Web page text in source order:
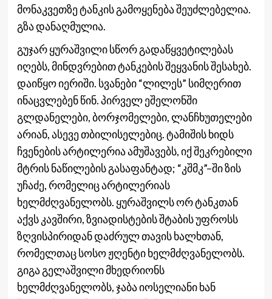
მონაკვეთზე ტანკის გამოყენება შეუძლებელია.
გზა დანაღმულია.
გუჯარ ყურაშვილი სწორ გადაწყვეტილებას
იღებს, მინდვრებით ტანკების შეყვანის შესახებ.
დაიწყო იერიში. სვანები “ლილეს” სიმღერით
ინაცვლებენ წინ. პირველ ეშელონში
გლდანელები, ბორჯომელები, ლანჩხუთელები
არიან, ასევე თბილისელებიც. ტამიშის ხიდს
ჩვენების არტილერია ამუშავებს, იქ შეკრებილი
მტრის ნაწილების გასაფანტად; “კშმკ”–ში ზის
უჩაძე, რომელიც არტილერიას
ხელმძღვანელობს. ყურაშვილს ორ ტანკთან
აქვს კავშირი, ზვიადისტების შტაბის უფროსს
ზღვისპირიდან დაძრულ თავის ხალხთან,
რომელთაც სოსო ჟღენტი ხელმძღვანელობს.
გიგა გელაშვილი მხედრიონს
ხელმძღვანელობს, ჯაბა იოსელიანი ხან